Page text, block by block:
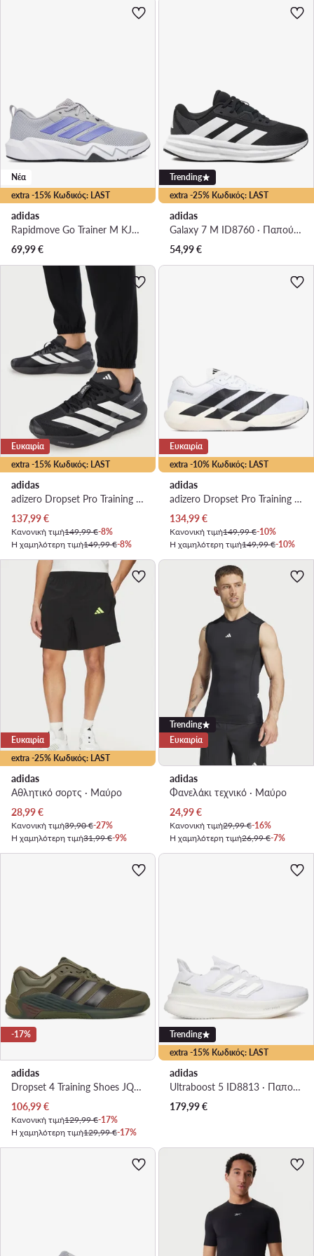
extra -15% Κωδικός: LAST
Νέα
adidas
Rapidmove Go Trainer M KJ9184 · Παπούτσια για Γυμναστήριο
69,99€
extra -25% Κωδικός: LAST
Trending
adidas
Galaxy 7 M ID8760 · Παπούτσια για Τρέξιμο
54,99€
extra -15% Κωδικός: LAST
Ευκαιρία
adidas
adizero Dropset Pro Training Shoes KH6710 · Παπούτσια για Γυμναστήριο
Τρέχουσα τιμή
137,99€
Κανονική τιμή149,99 €-8%
Η χαμηλότερη τιμή149,99 €-8%
extra -10% Κωδικός: LAST
Ευκαιρία
adidas
adizero Dropset Pro Training Shoes KK1551 · Παπούτσια για Γυμναστήριο
Τρέχουσα τιμή
134,99€
Κανονική τιμή149,99 €-10%
Η χαμηλότερη τιμή149,99 €-10%
extra -25% Κωδικός: LAST
Ευκαιρία
adidas
Αθλητικό σορτς · Μαύρο
Τρέχουσα τιμή
28,99€
Κανονική τιμή39,90 €-27%
Η χαμηλότερη τιμή31,99 €-9%
Trending
Ευκαιρία
adidas
Φανελάκι τεχνικό · Μαύρο
Τρέχουσα τιμή
24,99€
Κανονική τιμή29,99 €-16%
Η χαμηλότερη τιμή26,99 €-7%
-17%
adidas
Dropset 4 Training Shoes JQ1769 · Παπούτσια για Γυμναστήριο
Τρέχουσα τιμή
106,99€
Κανονική τιμή129,99 €-17%
Η χαμηλότερη τιμή129,99 €-17%
extra -15% Κωδικός: LAST
Trending
adidas
Ultraboost 5 ID8813 · Παπούτσια για Τρέξιμο
179,99€